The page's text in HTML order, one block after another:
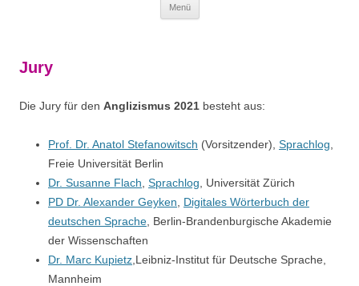
Menü
Jury
Die Jury für den Anglizismus 2021 besteht aus:
Prof. Dr. Anatol Stefanowitsch (Vorsitzender), Sprachlog
Freie Universität Berlin
Dr. Susanne Flach Sprachlog , Universität Zürich
PD Dr. Alexander Geyken
Digitales Wörterbuch der
deutschen Sprache , Berlin-Brandenburgische Akademie
der Wissenschaften
Dr. Marc Kupietz ,Leibniz-Institut für Deutsche Sprache,
Mannheim